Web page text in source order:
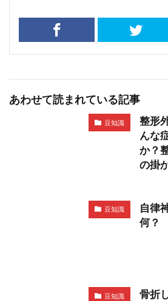
あわせて読まれている記事
豆知識
整形
んな
か？
の掛
豆知識
自律
何？
豆知識
骨折